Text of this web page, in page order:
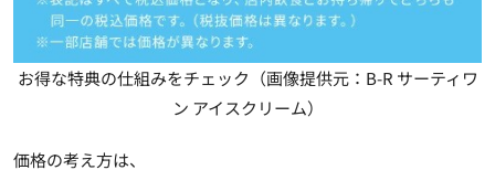
お得な特典の仕組みをチェック（画像提供元：B-R サーティワ
ン アイスクリーム）
価格の考え方は、